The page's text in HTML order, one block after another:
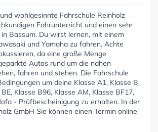
wohlgesinnte Fahrschule Reinholz
Fahrunterricht und einen sehr
Bassum. Du wirst lernen, mit einem
und Yamaha zu fahren. Achte
da eine große Menge
Autos rund um die nahen
fahren und stehen. Die Fahrschule
um deine Klasse A1, Klasse B,
Klasse B96, Klasse AM, Klasse BF17,
- Prüfbescheinigung zu erhalten. In der
GmbH Sie können einen Termin online